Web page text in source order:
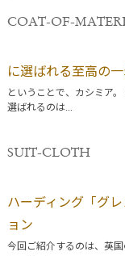
COAT-OF-
に選ばれる至高の
ということで、カシミア
選ばれるのは...
SUIT-CLOTH
ハーディング「グ
ョン
今回ご紹介するのは、英